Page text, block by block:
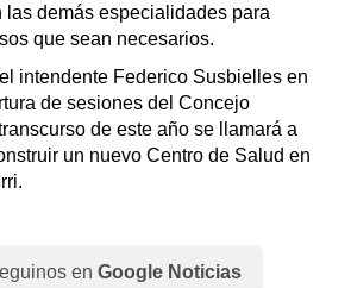
las demás especialidades para
que sean necesarios.
intendente Federico Susbielles en
de sesiones del Concejo
de este año se llamará a
un nuevo Centro de Salud en
en Google Noticias